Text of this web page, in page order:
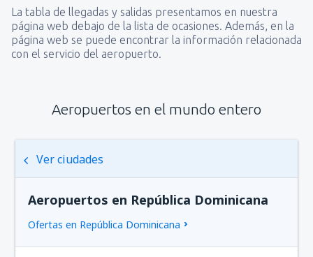
La tabla de llegadas y salidas presentamos en nuestra
página web debajo de la lista de ocasiones. Además, en la
página web se puede encontrar la información relacionada
con el servicio del aeropuerto.
Aeropuertos en el mundo entero
Ver ciudades
Aeropuertos en República Dominicana
Ofertas en República Dominicana